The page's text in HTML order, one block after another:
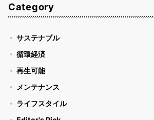
Category
サステナブル
循環経済
再生可能
メンテナンス
ライフスタイル